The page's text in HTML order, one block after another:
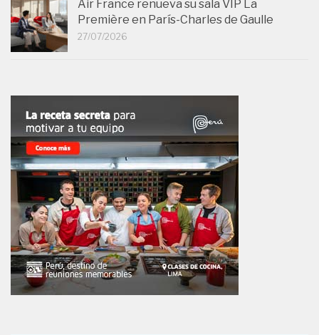
Air France renueva su sala VIP La
Première en París-Charles de Gaulle
27/07/2026